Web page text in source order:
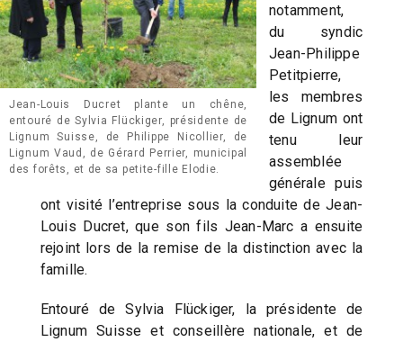
Jean-Louis Ducret plante un chêne,
entouré de Sylvia Flückiger, présidente de
Lignum Suisse, de Philippe Nicollier, de
Lignum Vaud, de Gérard Perrier, municipal
des forêts, et de sa petite-fille Elodie.
notamment,
du syndic
Jean-Philippe
Petitpierre,
les membres
de Lignum ont
tenu leur
assemblée
générale puis
ont visité l’entreprise sous la conduite de Jean-
Louis Ducret, que son fils Jean-Marc a ensuite
rejoint lors de la remise de la distinction avec la
famille.
Entouré de Sylvia Flückiger, la présidente de
Lignum Suisse et conseillère nationale, et de